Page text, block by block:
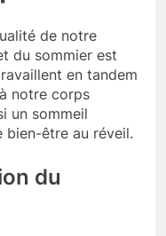
de notre
du sommier est
en tandem
notre corps
un sommeil
bien-être au réveil.
du